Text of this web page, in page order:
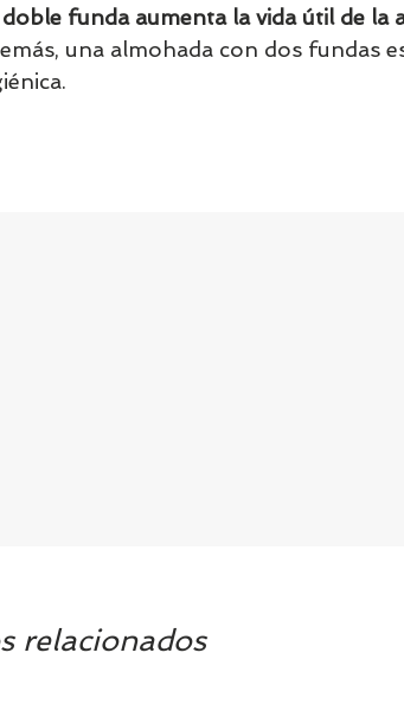
doble funda aumenta la vida útil de la
una almohada con dos fundas
relacionados